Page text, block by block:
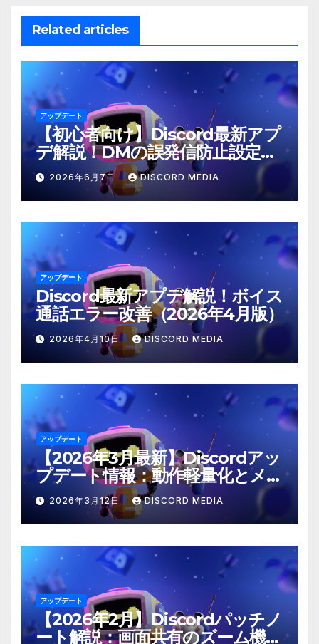
ー
シ
ョ
ン
Related articles
アップデート
【初心者向け】Discord最新アプ
デ解説！DMの誤発信防止設定と
は？
2026年6月7日 DISCORD MEDIA
アップデート
Discord最新アプデ解説！ボイス
通話エラー改善（2026年4月版）
2026年4月10日 DISCORD MEDIA
アップデート
【2026年3月最新】Discordアッ
プデート情報：動作軽量化とメン
ション仕様の修正
2026年3月12日 DISCORD MEDIA
アップデート
【2026年2月】Discordパッチノ
ート解説：画面共有のズーム機能